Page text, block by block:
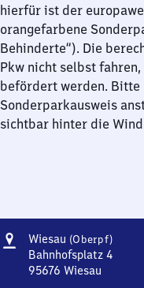
hierfür ist der
orangefarbene
Behinderte“). Die
Pkw nicht selbst
befördert werden. Bitte
Sonderparkausweis
sichtbar hinter die
Adresse
Wiesau (Oberpf)Wiesau
Bahnhofsplatz 4
95676 Wiesau